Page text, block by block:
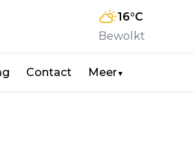
16°C
Bewolkt
Contact Meer▼